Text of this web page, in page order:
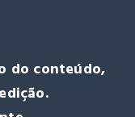
do conteúdo,